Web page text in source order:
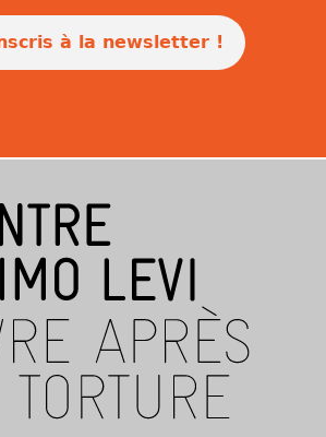
à la newsletter !